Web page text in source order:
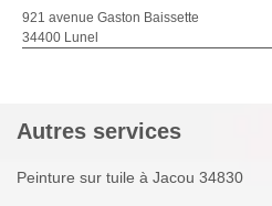
921 avenue Gaston Baissette
34400 Lunel
Autres services
Peinture sur tuile à Jacou 34830